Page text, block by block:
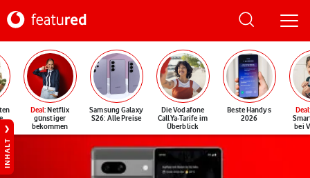
Deal: Netflix
günstiger
bekommen
Samsung Galaxy
S26: Alle Preise
Die Vodafone
CallYa-Tarife im
Überblick
Beste Handys
2026
Deal
bei
INHALT